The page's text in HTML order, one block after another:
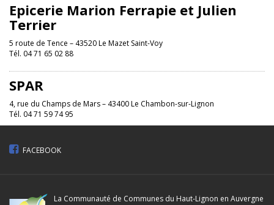
Epicerie Marion Ferrapie et Julien
Terrier
5 route de Tence – 43520 Le Mazet Saint-Voy
Tél. 04 71 65 02 88
SPAR
4, rue du Champs de Mars – 43400 Le Chambon-sur-Lignon
Tél. 04 71 59 74 95
FACEBOOK
La Communauté de Communes du Haut-Lignon en Auvergne